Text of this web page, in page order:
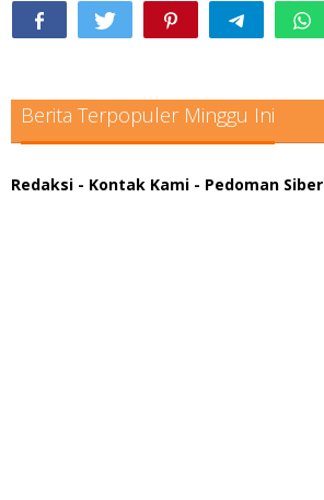
Berita Terpopuler Minggu Ini
Redaksi - Kontak Kami - Pedoman Siber